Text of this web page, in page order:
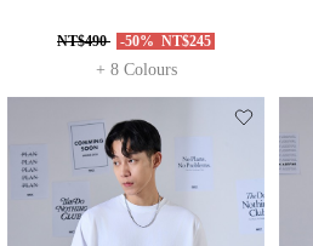
NT$490 -50% NT$245
+ 8 Colours